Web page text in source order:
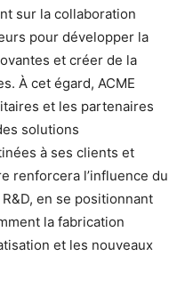
sur la collaboration
pour développer la
et créer de la
À cet égard, ACME
et les partenaires
solutions
à ses clients et
renforcera l’influence du
en se positionnant
la fabrication
et les nouveaux